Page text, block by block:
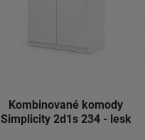
Kombinované komody
Simplicity 2d1s 234 - lesk